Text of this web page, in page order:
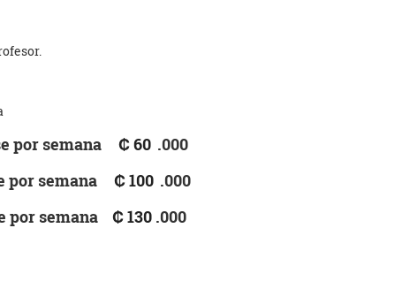
por semana ₡ 60 .000
por semana
₡ 100 .000
semana ₡ 130 .000